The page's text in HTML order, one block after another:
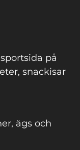
på
snackisar
ägs och